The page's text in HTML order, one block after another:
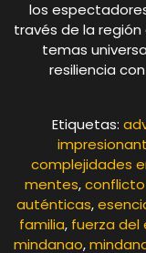
los
través de la región
temas
resiliencia
Etiquetas:
complejidades
mentes,
auténticas,
familia, fuerza del
mindanao,